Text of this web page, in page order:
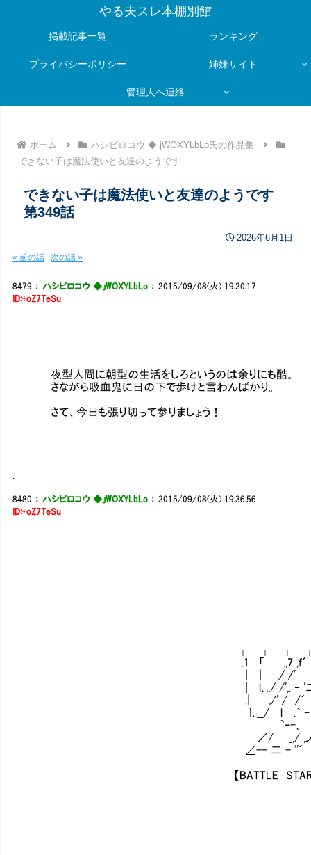
やる夫スレ本棚別館
掲載記事一覧 ランキング
プライバシーポリシー 姉妹サイト
管理人へ連絡
ホーム
ハシビロコウ ◆.jWOXYLbLo氏の作品集
できない子は魔法使いと友達のようです
できない子は魔法使いと友達のようです
第349話
2026年6月1日
« 前の話 次の話 »
8479 ： ハシビロコウ ◆.jWOXYLbLo ：2015/09/08(火) 19:20:17
ID:+oZ7TeSu
夜型人間に朝型の生活をしろというのは余りにも酷。
さながら吸血鬼に日の下で歩けと言わんばかり。
さて、今日も張り切って参りましょう！
8480 ： ハシビロコウ ◆.jWOXYLbLo ：2015/09/08(火) 19:36:56
ID:+oZ7TeSu
┌─┐
.1 .「 .,7 ,f´
| | ,/ /'
| l､,,/ /',. ‐ '二一
.| ,/' / /´ /
ｌ､__/ l .` ｰ
`ｰ-､
／/ _,/ ,
∠-- 二 - ''´
【BATTLE START!!